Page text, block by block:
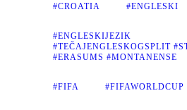
#CROATIA #ENGLESKI
#ENGLESKIJEZIK
#TEČAJENGLESKOGSPLIT
#ERASUMS #MONTANENSE
#FIFA #FIFAWORLDCUP